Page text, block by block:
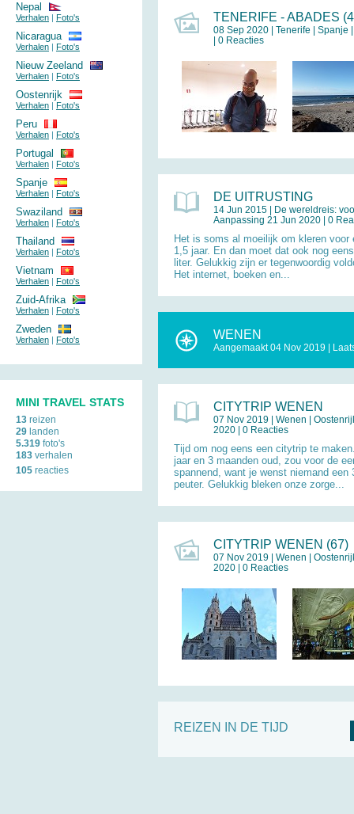
TENERIFE - ABADES
08 Sep 2020 | Tenerife | Spanje
| 0 Reacties
DE UITRUSTING
14 Jun 2015 | De wereldreis:
Aanpassing 21 Jun 2020 | 0
Het is soms al moeilijk om kleren
1,5 jaar. En dan moet dat ook nog
liter. Gelukkig zijn er tegenwoordig
Het internet, boeken en...
WENEN
Aangemaakt 04 Nov 2019 |
CITYTRIP WENEN
07 Nov 2019 | Wenen |
2020 | 0 Reacties
Tijd om nog eens een citytrip te
jaar en 3 maanden oud, zou voor de
spannend, want je wenst niemand
peuter. Gelukkig bleken onze zorge...
CITYTRIP WENEN (67)
07 Nov 2019 | Wenen |
2020 | 0 Reacties
REIZEN IN DE TIJD
Nepal
Verhalen | Foto's
Nicaragua
Verhalen | Foto's
Nieuw Zeeland
Verhalen | Foto's
Oostenrijk
Verhalen | Foto's
Peru
Verhalen | Foto's
Portugal
Verhalen | Foto's
Spanje
Verhalen | Foto's
Swaziland
Verhalen | Foto's
Thailand
Verhalen | Foto's
Vietnam
Verhalen | Foto's
Zuid-Afrika
Verhalen | Foto's
Zweden
Verhalen | Foto's
MINI TRAVEL STATS
13 reizen
29 landen
5.319 foto's
183 verhalen
105 reacties